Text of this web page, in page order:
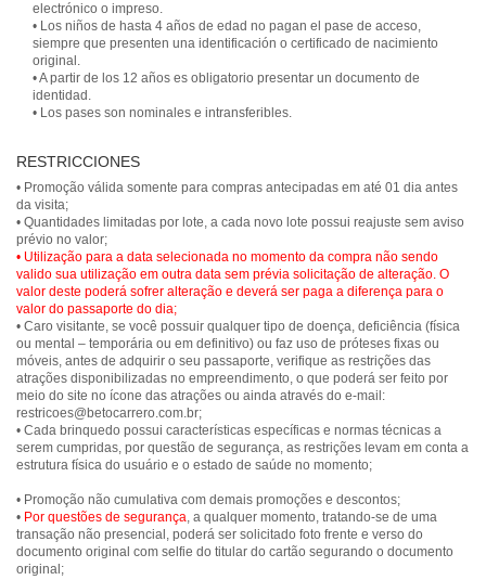
electrónico o impreso.
• Los niños de hasta 4 años de edad no pagan el pase de acceso,
siempre que presenten una identificación o certificado de nacimiento
original.
• A partir de los 12 años es obligatorio presentar un documento de
identidad.
• Los pases son nominales e intransferibles.
RESTRICCIONES
• Promoção válida somente para compras antecipadas em até 01 dia antes
da visita;
• Quantidades limitadas por lote, a cada novo lote possui reajuste sem aviso
• Utilização para a data selecionada no momento da compra não sendo
valido sua utilização em outra data sem prévia solicitação de alteração. O
valor deste poderá sofrer alteração e deverá ser paga a diferença para o
valor do passaporte do dia;
• Caro visitante, se você possuir qualquer tipo de doença, deficiência (física
ou mental – temporária ou em definitivo) ou faz uso de próteses fixas ou
móveis, antes de adquirir o seu passaporte, verifique as restrições das
atrações disponibilizadas no empreendimento, o que poderá ser feito por
meio do site no ícone das atrações ou ainda através do e-mail:
restricoes@betocarrero.com.br;
• Cada brinquedo possui características específicas e normas técnicas a
serem cumpridas, por questão de segurança, as restrições levam em conta a
estrutura física do usuário e o estado de saúde no momento;
• Promoção não cumulativa com demais promoções e descontos;
• Por questões de segurança, a qualquer momento, tratando-se de uma
transação não presencial, poderá ser solicitado foto frente e verso do
documento original com selfie do titular do cartão segurando o documento
original;